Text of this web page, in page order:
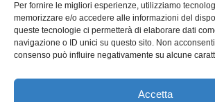
Per fornire le migliori esperienze, utilizziamo
memorizzare e/o accedere alle informazioni del
queste tecnologie ci permetterà di elaborare dati
navigazione o ID unici su questo sito. Non
consenso può influire negativamente su alcune
Accetta